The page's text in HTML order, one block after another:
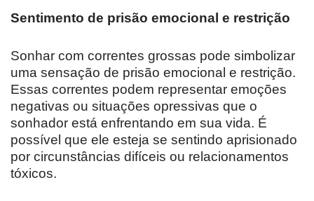
Sentimento de prisão emocional e restrição
Sonhar com correntes grossas pode simbolizar
uma sensação de prisão emocional e restrição.
Essas correntes podem representar emoções
negativas ou situações opressivas que o
sonhador está enfrentando em sua vida. É
possível que ele esteja se sentindo aprisionado
por circunstâncias difíceis ou relacionamentos
tóxicos.